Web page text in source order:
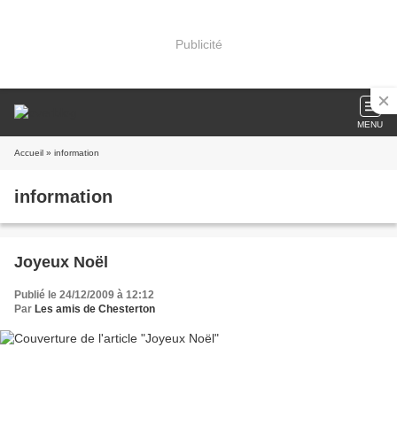
Publicité
MENU
Accueil » information
information
Joyeux Noël
Publié le 24/12/2009 à 12:12
Par Les amis de Chesterton